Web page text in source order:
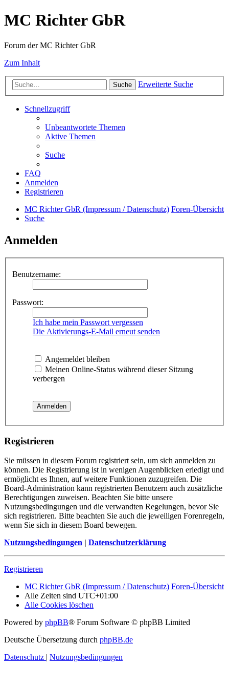
MC Richter GbR
Forum der MC Richter GbR
Zum Inhalt
Suche Erweiterte Suche
Schnellzugriff
Unbeantwortete Themen
Aktive Themen
Suche
FAQ
Anmelden
Registrieren
MC Richter GbR (Impressum / Datenschutz) Foren-Übersicht
Suche
Anmelden
Benutzername:
Passwort:
Ich habe mein Passwort vergessen
Die Aktivierungs-E-Mail erneut senden
Angemeldet bleiben
Meinen Online-Status während dieser Sitzung
verbergen
Registrieren
Sie müssen in diesem Forum registriert sein, um sich anmelden zu
können. Die Registrierung ist in wenigen Augenblicken erledigt und
ermöglicht es Ihnen, auf weitere Funktionen zuzugreifen. Die
Board-Administration kann registrierten Benutzern auch zusätzliche
Berechtigungen zuweisen. Beachten Sie bitte unsere
Nutzungsbedingungen und die verwandten Regelungen, bevor Sie
sich registrieren. Bitte beachten Sie auch die jeweiligen Forenregeln,
wenn Sie sich in diesem Board bewegen.
Nutzungsbedingungen | Datenschutzerklärung
Registrieren
MC Richter GbR (Impressum / Datenschutz) Foren-Übersicht
Alle Zeiten sind UTC+01:00
Alle Cookies löschen
Powered by phpBB® Forum Software © phpBB Limited
Deutsche Übersetzung durch phpBB.de
Datenschutz | Nutzungsbedingungen